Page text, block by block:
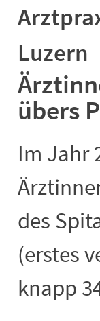
Luzern
übers
Im Jahr
des
(erstes
knapp